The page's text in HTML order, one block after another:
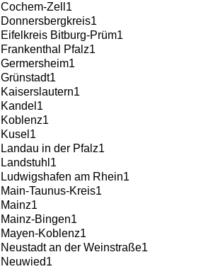
Cochem-Zell 1
Donnersbergkreis1
Eifelkreis Bitburg-Prüm1
Frankenthal Pfalz1
Germersheim1
Grünstadt1
Kaiserslautern1
Kandel 1
Koblenz1
Kusel 1
Landau in der Pfalz1
Landstuhl 1
Ludwigshafen am Rhein1
Main-Taunus-Kreis1
Mainz1
Mainz-Bingen1
Mayen-Koblenz1
Neustadt an der Weinstraße1
Neuwied1